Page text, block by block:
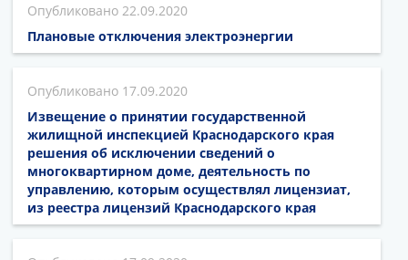
22.09.2020
Плановые отключения электроэнергии
17.09.2020
Извещение о принятии государственной
жилищной инспекцией Краснодарского края
решения об исключении сведений о
многоквартирном доме, деятельность по
управлению, которым осуществлял лицензиат,
из реестра лицензий Краснодарского края